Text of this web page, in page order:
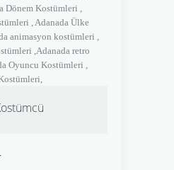
Dönem Kostümleri ,
, Adanada Ülke
animasyon kostümleri ,
,Adanada retro
Oyuncu Kostümleri ,